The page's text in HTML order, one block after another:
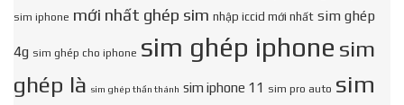
sim iphone mới nhất ghép sim nhập iccid mới nhất sim ghép
4g sim ghép cho iphone sim ghép iphone sim
ghép là sim ghép thần thánh sim iphone 11 sim pro auto sim